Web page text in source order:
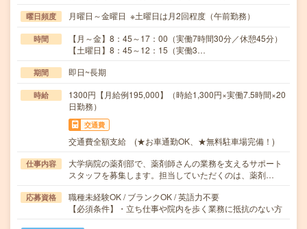
曜日頻度 月曜日～金曜日 ※土曜日は月2回程度（午前勤務）
時間
【月～金】8：45～17：00（実働7時間30分／休憩45分）
【土曜日】8：45～12：15（実働3…
期間 即日~長期
時給
1300円【月給例195,000】（時給1,300円×実働7.5時間×20
日勤務）
交通費
交通費全額支給 (★お車通勤OK、★無料駐車場完備！)
仕事内容
大学病院の薬剤部で、薬剤師さんの業務を支えるサポート
スタッフを募集します。担当していただくのは、薬剤…
応募資格
職種未経験OK / ブランクOK / 英語力不要
【必須条件】・立ち仕事や院内を歩く業務に抵抗のない方